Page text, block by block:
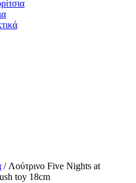
/ Λούτρινο Five Nights at
toy 18cm